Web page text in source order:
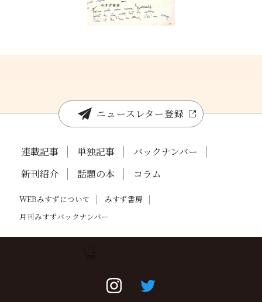
ニュースレター登録
連載記事 単独記事
バックナンバー
新刊紹介
話題の本 コラム
WEBみすずについて
みすず書房
月刊みすずバックナンバー